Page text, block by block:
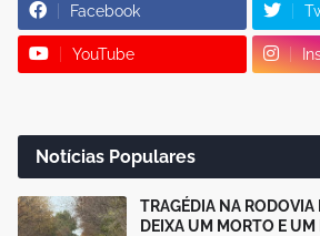
Facebook
YouTube
Notícias Populares
TRAGÉDIA NA
DEIXA UM MORTO E